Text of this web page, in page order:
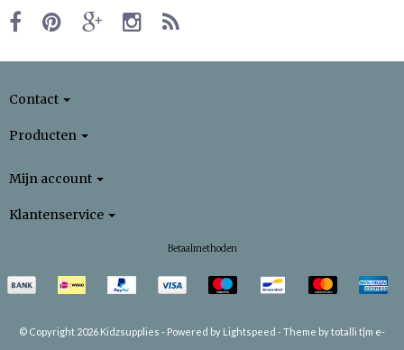
Contact
Producten
Mijn account
Klantenservice
Betaalmethoden
© Copyright 2026 Kidzsupplies - Powered by Lightspeed -Theme by totalli t|m e-